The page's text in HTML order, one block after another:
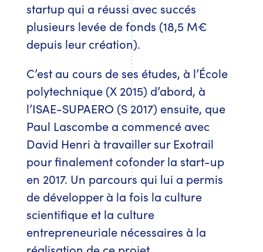
startup qui a réussi avec succés
plusieurs levée de fonds (18,5 M€
depuis leur création).
C’est au cours de ses études, à l’École
polytechnique (X 2015) d’abord, à
l’ISAE-SUPAERO (S 2017) ensuite, que
Paul Lascombe a commencé avec
David Henri à travailler sur Exotrail
pour finalement cofonder la start-up
en 2017. Un parcours qui lui a permis
de développer à la fois la culture
scientifique et la culture
entrepreneuriale nécessaires à la